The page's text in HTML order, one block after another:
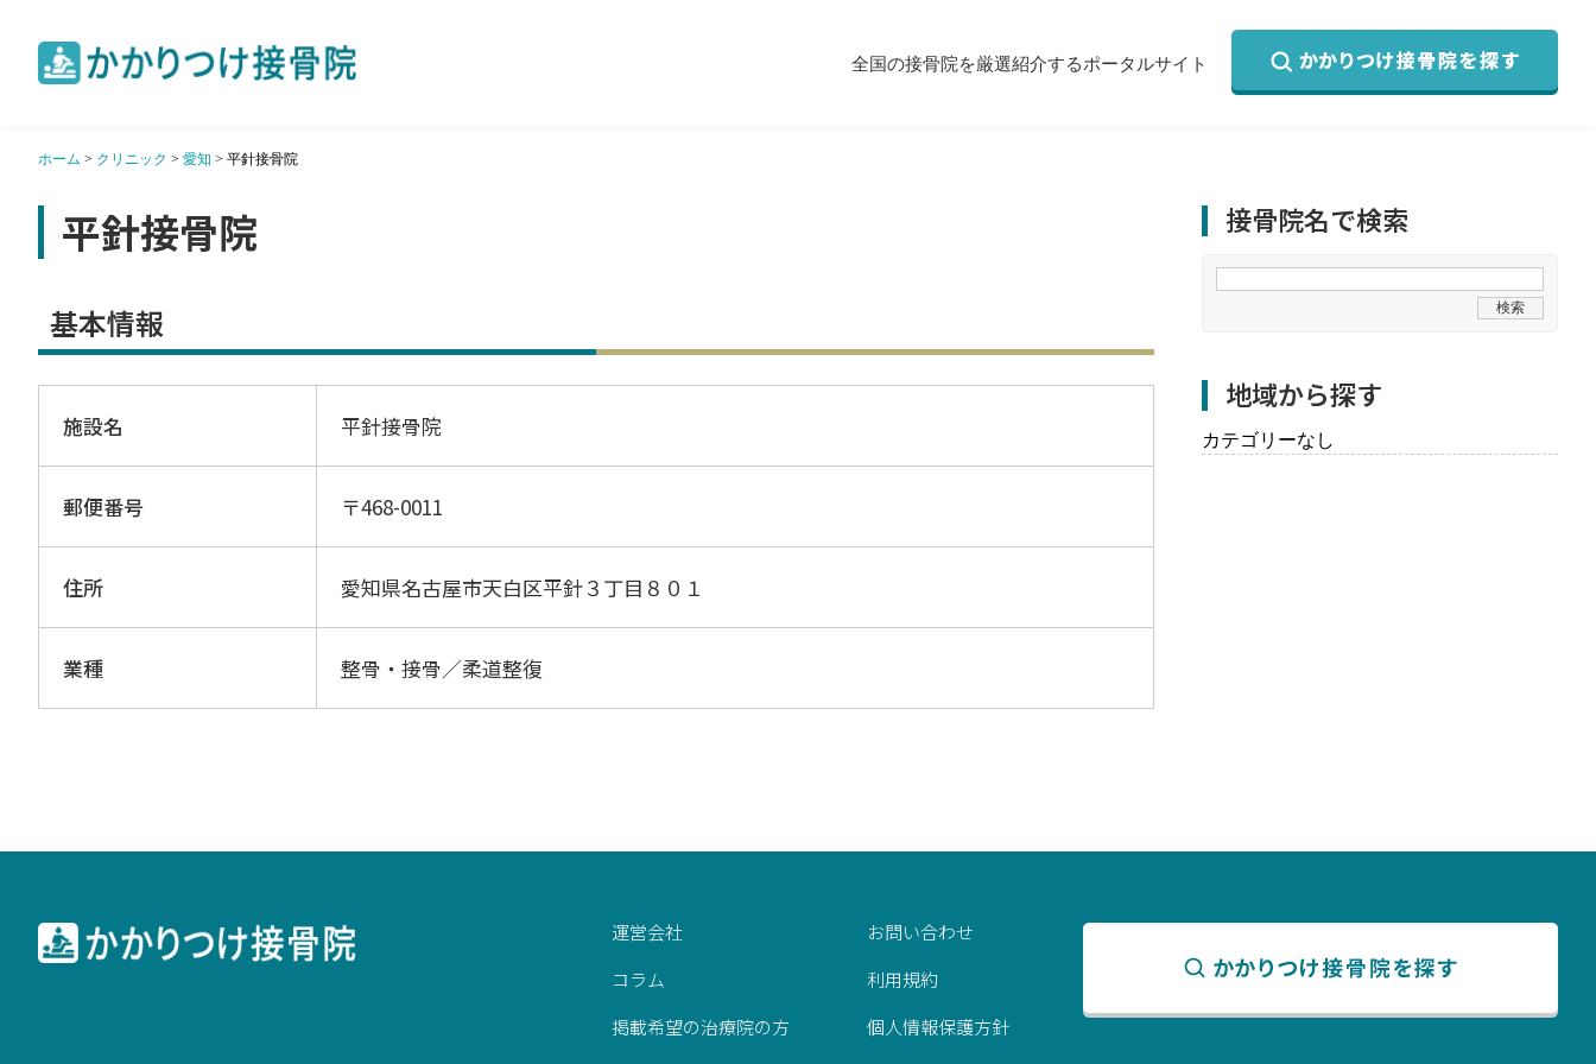
全国の接骨院を厳選紹介するポータルサイト
ホーム > クリニック > 愛知 > 平針接骨院
平針接骨院
基本情報
施設名 平針接骨院
郵便番号 〒468-0011
住所 愛知県名古屋市天白区平針３丁目８０１
業種 整骨・接骨／柔道整復
接骨院名で検索
地域から探す
カテゴリーなし
運営会社
コラム
掲載希望の治療院の方
お問い合わせ
利用規約
個人情報保護方針